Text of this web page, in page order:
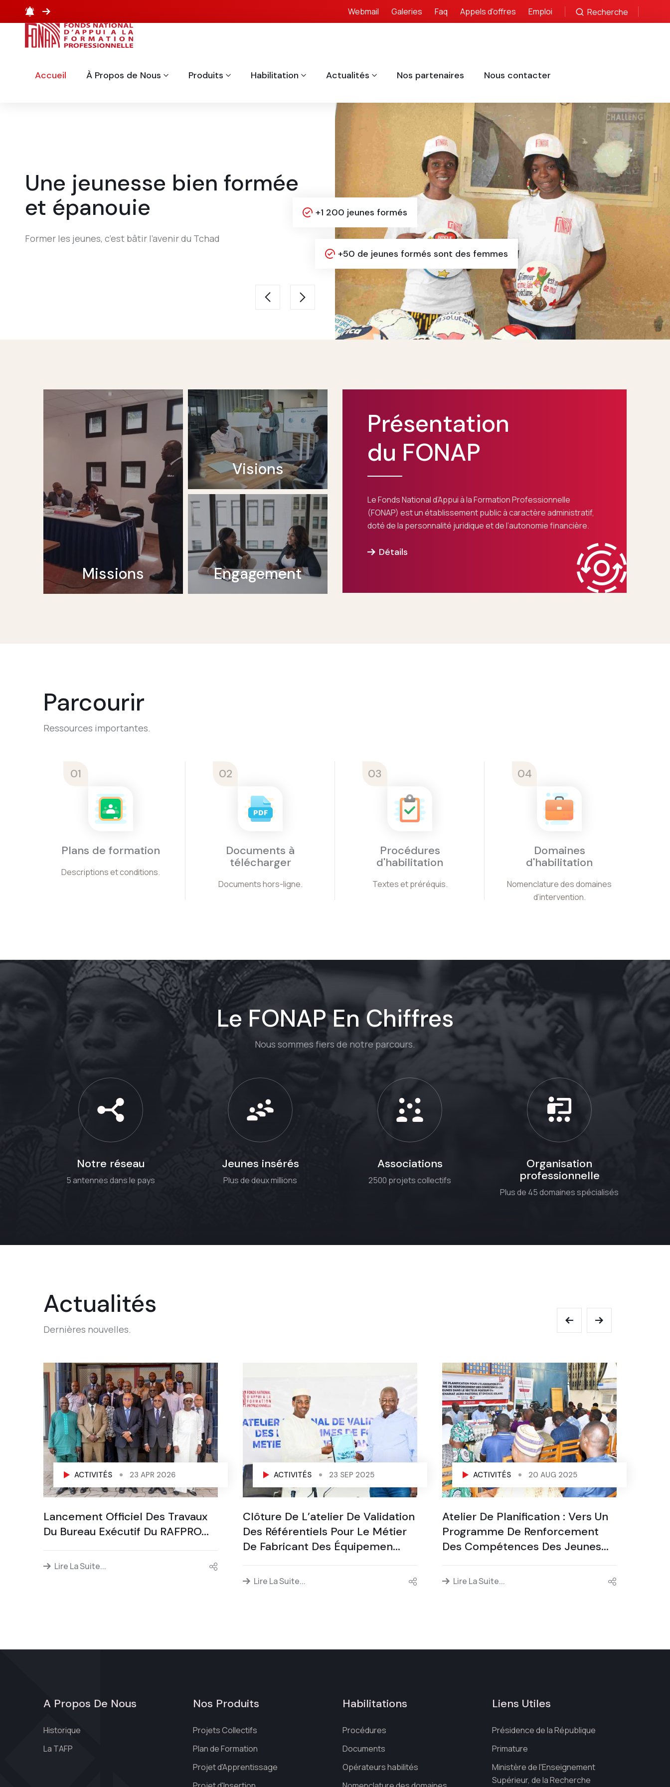
Webmail Galeries Faq Appels d'offres Emploi Recherche
Accueil À Propos de Nous Produits Habilitation Actualités Nos partenaires Nous contacter
et épanouie
Former les jeunes, c’est bâtir l’avenir du Tchad
+1 200 jeunes formés
+50 de jeunes formés sont des femmes
Missions
Visions
Engagement
Présentation
du FONAP
Le Fonds National d’Appui à la Formation Professionnelle
(FONAP) est un établissement public à caractère administratif,
doté de la personnalité juridique et de l’autonomie financière.
Détails
Parcourir
Ressources importantes.
01
Plans de formation
Descriptions et conditions.
02
Documents à
télécharger
Documents hors-ligne.
03
Procédures
d'habilitation
Textes et préréquis.
04
Domaines
d'habilitation
Nomenclature des domaines
d’intervention.
Le FONAP En Chiffres
Nous sommes fiers de notre parcours.
Notre réseau
5 antennes dans le pays
Jeunes insérés
Plus de deux millions
Associations
2500 projets collectifs
Organisation
professionnelle
Plus de 45 domaines spécialisés
Actualités
Dernières nouvelles.
ACTIVITÉS 23 APR 2026
Lancement Officiel Des Travaux
Du Bureau Exécutif Du RAFPRO...
Lire La Suite...
ACTIVITÉS 23 SEP 2025
Clôture De L’atelier De Validation
Des Référentiels Pour Le Métier
De Fabricant Des Équipemen...
Lire La Suite...
ACTIVITÉS 20 AUG 2025
Atelier De Planification : Vers Un
Programme De Renforcement
Des Compétences Des Jeunes...
Lire La Suite...
A Propos De Nous
Historique
La TAFP
Nos Produits
Projets Collectifs
Plan de Formation
Projet d'Apprentissage
Habilitations
Procédures
Documents
Opérateurs habilités
Liens Utiles
Présidence de la République
Primature
Ministère de l'Enseignement
Supérieur, de la Recherche